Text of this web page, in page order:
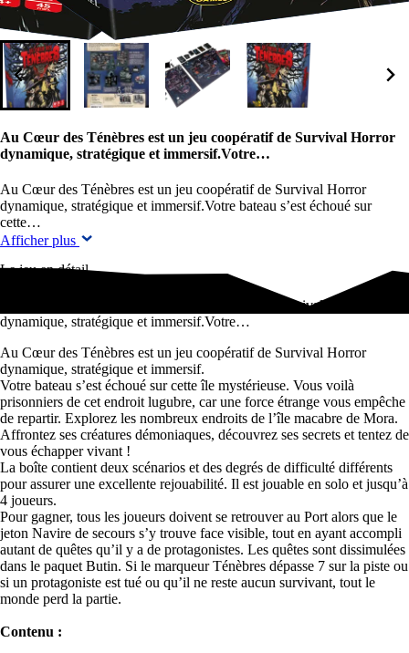
Au Cœur des Ténèbres est un jeu coopératif de Survival Horror
dynamique, stratégique et immersif.Votre…
Au Cœur des Ténèbres est un jeu coopératif de Survival Horror
dynamique, stratégique et immersif.Votre bateau s’est échoué sur
cette…
Afficher plus
Le jeu en détail
Au Cœur des Ténèbres est un jeu coopératif de Survival Horror
dynamique, stratégique et immersif.Votre…
Au Cœur des Ténèbres est un jeu coopératif de Survival Horror
dynamique, stratégique et immersif.
Votre bateau s’est échoué sur cette île mystérieuse. Vous voilà
prisonniers de cet endroit lugubre, car une force étrange vous empêche
de repartir. Explorez les nombreux endroits de l’île macabre de Mora.
Affrontez ses créatures démoniaques, découvrez ses secrets et tentez de
vous échapper vivant !
La boîte contient deux scénarios et des degrés de difficulté différents
pour assurer une excellente rejouabilité. Il est jouable en solo et jusqu’à
4 joueurs.
Pour gagner, tous les joueurs doivent se retrouver au Port alors que le
jeton Navire de secours s’y trouve face visible, tout en ayant accompli
autant de quêtes qu’il y a de protagonistes. Les quêtes sont dissimulées
dans le paquet Butin. Si le marqueur Ténèbres dépasse 7 sur la piste ou
si un protagoniste est tué ou qu’il ne reste aucun survivant, tout le
monde perd la partie.
Contenu :